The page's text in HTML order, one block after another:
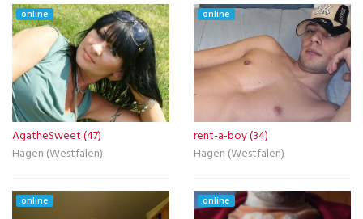
online
AgatheSweet (47)
Hagen (Westfalen)
online
rent-a-boy (34)
Hagen (Westfalen)
online online